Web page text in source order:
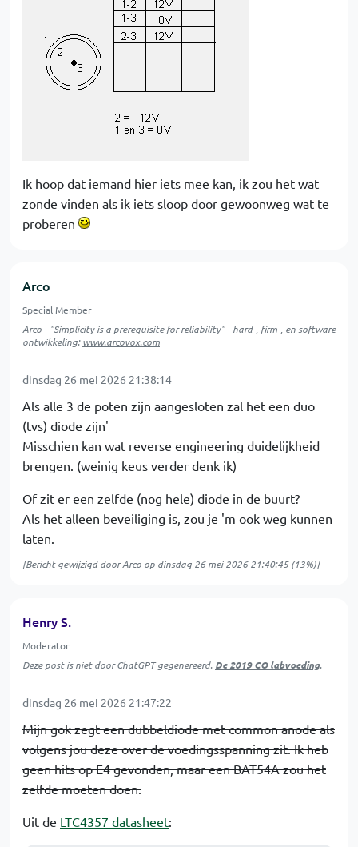
Ik hoop dat iemand hier iets mee kan, ik zou het wat
zonde vinden als ik iets sloop door gewoonweg wat te
proberen
Arco
Special Member
Arco - "Simplicity is a prerequisite for reliability" - hard-, firm-, en software
ontwikkeling:www.arcovox.com
dinsdag 26 mei 2026 21:38:14
Als alle 3 de poten zijn aangesloten zal het een duo
(tvs) diode zijn'
Misschien kan wat reverse engineering duidelijkheid
brengen. (weinig keus verder denk ik)
Of zit er een zelfde (nog hele) diode in de buurt?
Als het alleen beveiliging is, zou je 'm ook weg kunnen
laten.
[Bericht gewijzigd doorArco op dinsdag 26 mei 2026 21:40:45(13%)]
Henry S.
Moderator
Deze post is niet door ChatGPT gegenereerd. De 2019 CO labvoeding.
dinsdag 26 mei 2026 21:47:22
Mijn gok zegt een dubbeldiode met common anode als
volgens jou deze over de voedingsspanning zit. Ik heb
geen hits op E4 gevonden, maar een BAT54A zou het
zelfde moeten doen.
Uit de LTC4357 datasheet: